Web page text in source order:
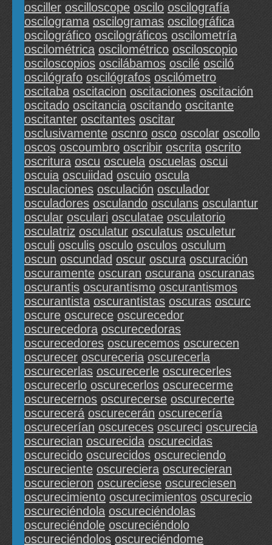
osciller oscilloscope oscilo oscilografía
oscilograma oscilogramas oscilográfica
oscilográfico oscilográficos oscilometría
oscilométrica oscilométrico osciloscopio
osciloscopios oscilábamos oscilé osciló
oscilógrafo oscilógrafos oscilómetro
oscitaba oscitacion oscitaciones oscitación
oscitado oscitancia oscitando oscitante
oscitanter oscitantes oscitar
osclusivamente oscnro osco oscolar oscollo
oscos oscoumbro oscribir oscrita oscrito
oscritura oscu oscuela oscuelas oscui
oscuia oscuiidad oscuio oscula
osculaciones osculación osculador
osculadores osculando osculans osculantur
oscular osculari osculatae osculatorio
osculatriz osculatur osculatus osculetur
osculi osculis osculo osculos osculum
oscun oscundad oscur oscura oscuración
oscuramente oscuran oscurana oscuranas
oscurantis oscurantismo oscurantismos
oscurantista oscurantistas oscuras oscurc
oscure oscurece oscurecedor
oscurecedora oscurecedoras
oscurecedores oscurecemos oscurecen
oscurecer oscureceria oscurecerla
oscurecerlas oscurecerle oscurecerles
oscurecerlo oscurecerlos oscurecerme
oscurecernos oscurecerse oscurecerte
oscurecerá oscurecerán oscurecería
oscurecerían oscureces oscureci oscurecia
oscurecian oscurecida oscurecidas
oscurecido oscurecidos oscureciendo
oscureciente oscureciera oscurecieran
oscurecieron oscureciese oscureciesen
oscurecimiento oscurecimientos oscurecio
oscureciéndola oscureciéndolas
oscureciéndole oscureciéndolo
oscureciéndolos oscureciéndome